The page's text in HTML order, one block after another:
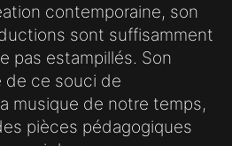
contemporaine, son
sont suffisamment
pas estampillés. Son
de ce souci de
musique de notre temps,
pièces pédagogiques